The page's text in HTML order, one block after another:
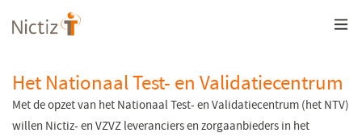
Overslaan
en
gaan
Het Nationaal Test- en Validatiecentrum
Met de opzet van het Nationaal Test- en Validatiecentrum (het NTV)
willen Nictiz- en VZVZ leveranciers en zorgaanbieders in het